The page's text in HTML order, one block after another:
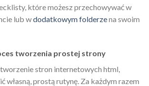
które możesz przechowywać w
lub wdodatkowym folderzena swoim
tworzenia prostej strony
stron internetowych html,
własną, prostą rutynę. Za każdym razem